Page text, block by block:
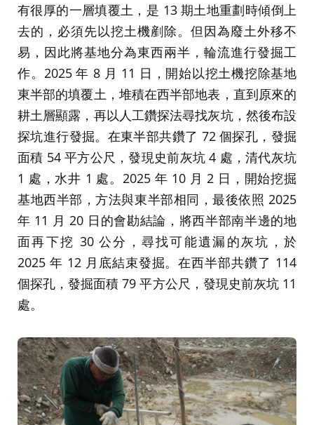
有很厚的一層填覆土，是 13 期土地重劃時傾倒上
去的，必須先以挖土機剷除。但因為廢土外移不
易，因此將基地分為東西兩半，輪流進行發掘工
作。2025 年 8 月 11 日，開始以挖土機挖除基地
東半部的填覆土，堆積在西半部地表，直到原來的
耕土層顯露，再以人工鑽探法尋找灰坑，然後布設
探坑進行發掘。在東半部共鑽了 72 個探孔，發掘
面積 54 平方公尺，發現史前灰坑 4 處，清代灰坑
1 處，水井 1 處。2025 年 10 月 2 日，開始挖掘
基地西半部，方法與東半部相同，最後依照 2025
年 11 月 20 日的會勘結論，將西半部南半邊的地
面再下挖 30 公分，尋找可能遺漏的灰坑，於
2025 年 12 月底結束發掘。在西半部共鑽了 114
個探孔，發掘面積 79 平方公尺，發現史前灰坑 11
處。